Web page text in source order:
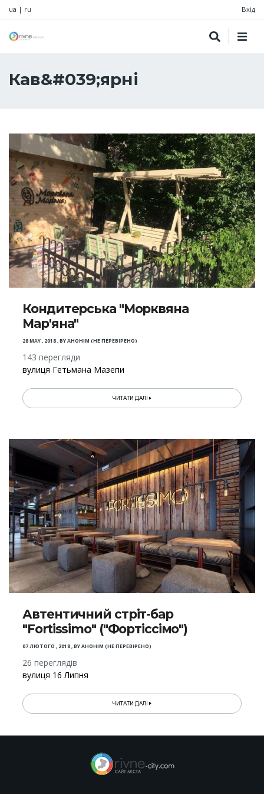
ua | ru Вхід
Кав&#039;ярні
Кондитерська "Морквяна
Мар'яна"
28 MAY , 2018,BYАНОНІМ (НЕ ПЕРЕВІРЕНО)
143 перегляди
вулиця Гетьмана Мазепи
ЧИТАТИ ДАЛІ
Автентичний стріт-бар
"Fortissimo" ("Фортіссімо")
07 ЛЮТОГО , 2018,BYАНОНІМ (НЕ ПЕРЕВІРЕНО)
26 переглядів
вулиця 16 Липня
ЧИТАТИ ДАЛІ